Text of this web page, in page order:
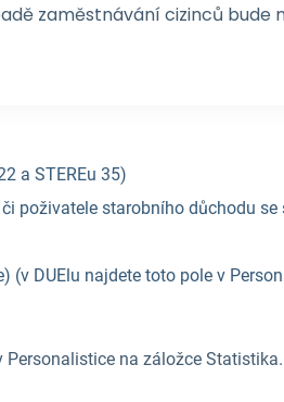
zaměstnávání cizinců bude
a STEREu 35)
poživatele starobního důchodu se
(v DUElu najdete toto pole v
Personalistice na záložce Statistika.